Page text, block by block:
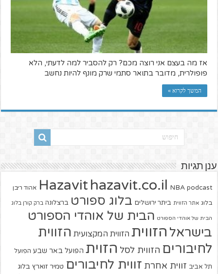
אז מה בעצם אני רוצה מכם? רק להסביר למה לדעתי, הלא
פופולרית, מדובר בתואר סתמי שרק מונף להיות נחשב
המשך לקרוא »
ענן תגיות
Hazavit hazavit.co.il NBA podcast אהוד ריבן
בלוג אתר הזווית ביתר ירושלים בלוג ספורט ברצלונה ברק קורן בלוג
הבית של אוהדי הספורט הבית של אוהדי הספורט
בישראל הזווית הזווית המקצועית הזווית
לחיבורים הזווית לסל הזוית הפועל באר שבע הפועל
תל אביב זווית אחרת זווית לחיבורים טמיר זוארץ בלוג